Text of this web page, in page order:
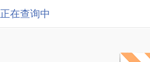
正在查询中